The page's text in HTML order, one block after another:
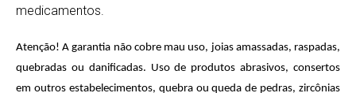
medicamentos.
Atenção! A garantia não cobre mau uso, joias amassadas, raspadas,
quebradas ou danificadas. Uso de produtos abrasivos, consertos
em outros estabelecimentos, quebra ou queda de pedras, zircônias